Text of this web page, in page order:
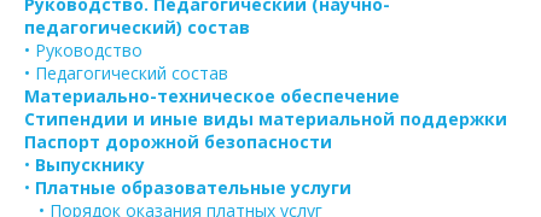
Руководство. Педагогический (научно-
педагогический) состав
• Руководство
• Педагогический состав
Материально-техническое обеспечение
Стипендии и иные виды материальной поддержки
Паспорт дорожной безопасности
• Выпускнику
• Платные образовательные услуги
• Порядок оказания платных услуг